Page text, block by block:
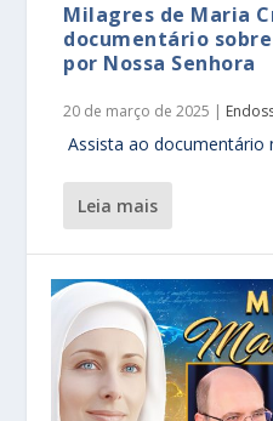
Milagres de Maria
documentário
por Nossa Senhora
20 de março de 2025 |
Assista ao documentário
leia mais